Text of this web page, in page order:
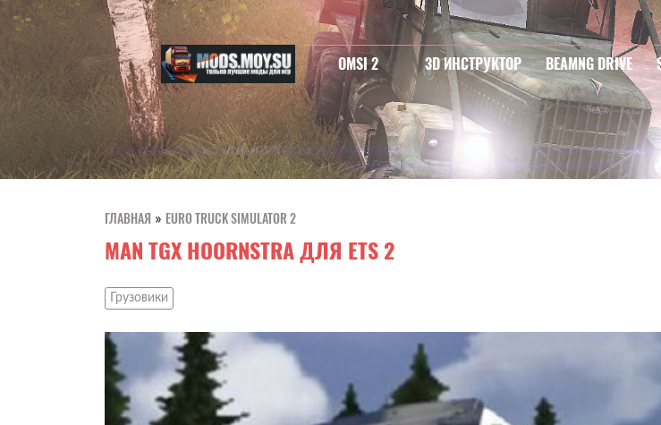
OMSI 2 3D ИНСТРУКТОР BEAMNG DRIVE
ГЛАВНАЯ » EURO TRUCK SIMULATOR 2
MAN TGX HOORNSTRA ДЛЯ ETS 2
Грузовики